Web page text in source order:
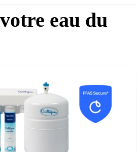
eau du